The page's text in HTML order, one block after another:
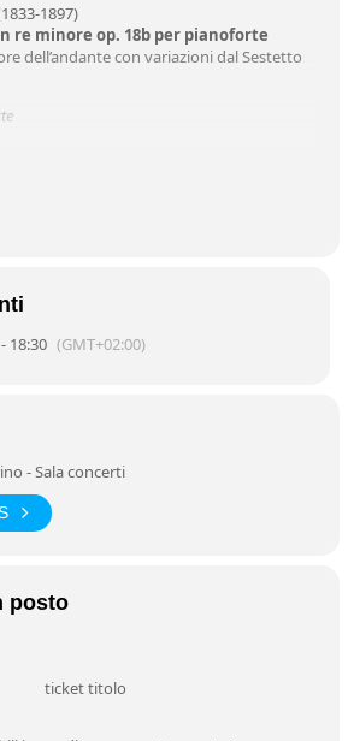
1897)
re minore op. 18b per pianoforte
dell’andante con variazioni dal Sestetto
op. 111 per pianoforte a 4 mani
del Quintetto per archi op. 111)
ma con brio
presto
e Giacomo Fuga,
gratuito.
18:30 (GMT+02:00)
- Sala concerti
posto
ticket titolo